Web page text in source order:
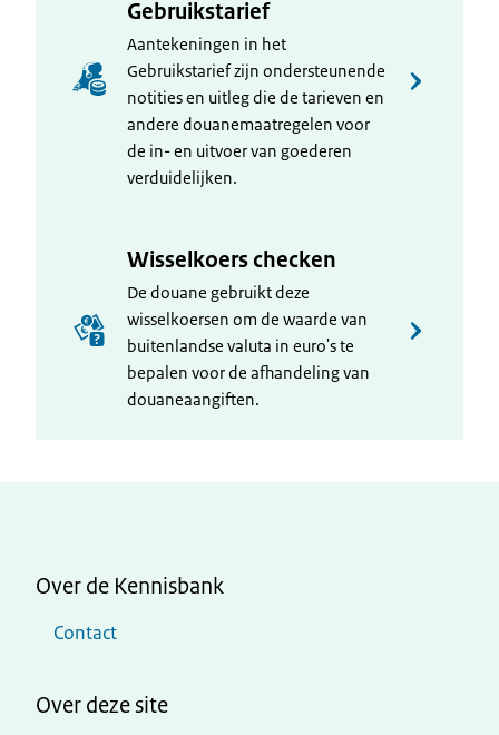
Gebruikstarief
Aantekeningen in het
Gebruikstarief zijn ondersteunende
notities en uitleg die de tarieven en
andere douanemaatregelen voor
de in- en uitvoer van goederen
verduidelijken.
Wisselkoers checken
De douane gebruikt deze
wisselkoersen om de waarde van
buitenlandse valuta in euro's te
bepalen voor de afhandeling van
douaneaangiften.
Over de Kennisbank
Contact
Over deze site